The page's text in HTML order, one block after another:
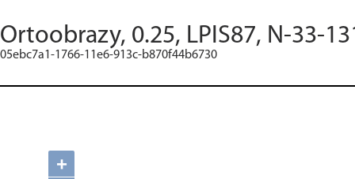
Ortoobrazy, 0.25, LPIS87, N-33-
05ebc7a1-1766-11e6-913c-b870f44b6730
+